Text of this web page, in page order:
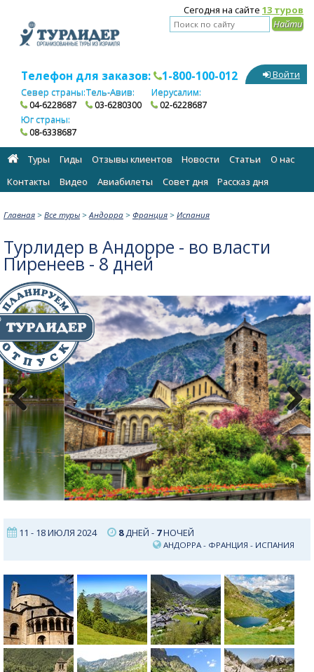
Сегодня на сайте 13 туров
Телефон для заказов: 1-800-100-012
Север страны:
04-6228687
Тель-Авив:
03-6280300
Иерусалим:
02-6228687
Юг страны:
08-6338687
Войти
Туры Гиды Отзывы клиентов Новости Статьи
О нас
Контакты
Видео Авиабилеты Cовет дня Рассказ дня
Главная > Все туры > Андорра > Франция > Испания
Турлидер в Андорре - во власти
Пиренеев - 8 дней
Previous Next
11 - 18 ИЮЛЯ 2024 8ДНЕЙ - 7НОЧЕЙ
АНДОРРА - ФРАНЦИЯ - ИСПАНИЯ